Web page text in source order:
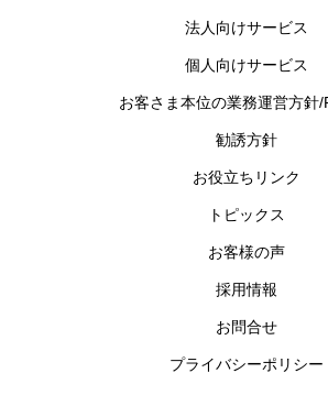
法人向けサービス
個人向けサービス
お客さま本位の業務運営方針/
勧誘方針
お役立ちリンク
トピックス
お客様の声
採用情報
お問合せ
プライバシーポリシー